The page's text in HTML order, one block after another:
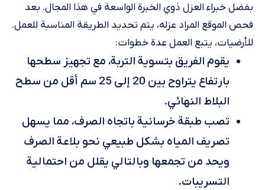
بفضل خبراء العزل ذوي الخبرة الواسعة في هذا المجال. بعد
فحص الموقع المراد عزله، يتم تحديد الطريقة المناسبة للعمل.
للأرضيات، يتبع العمل عدة خطوات:
يقوم الفريق بتسوية التربة، مع تجهيز سطحها
بارتفاع يتراوح بين 20 إلى 25 سم أقل من سطح
البلاط النهائي.
تصب طبقة خرسانية باتجاه الصرف، مما يسهل
تصريف المياه بشكل طبيعي نحو بلاعة الصرف
ويحد من تجمعها وبالتالي يقلل من احتمالية
التسريبات.